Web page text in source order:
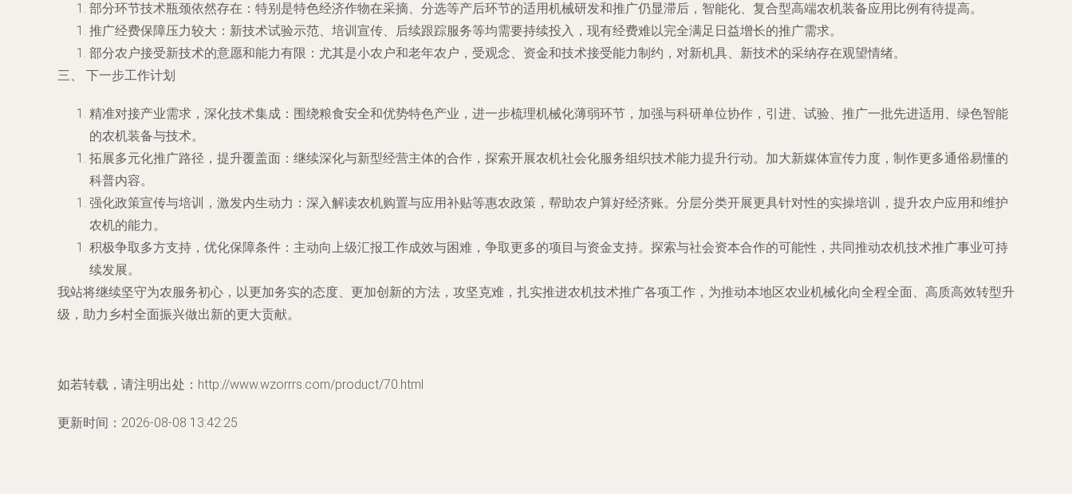
部分环节技术瓶颈依然存在：特别是特色经济作物在采摘、分选等产后环节的适用机械研发和推广仍显滞后，智能化、复合型高端农机装备应用比例有待提高。
推广经费保障压力较大：新技术试验示范、培训宣传、后续跟踪服务等均需要持续投入，现有经费难以完全满足日益增长的推广需求。
部分农户接受新技术的意愿和能力有限：尤其是小农户和老年农户，受观念、资金和技术接受能力制约，对新机具、新技术的采纳存在观望情绪。
三、 下一步工作计划
精准对接产业需求，深化技术集成：围绕粮食安全和优势特色产业，进一步梳理机械化薄弱环节，加强与科研单位协作，引进、试验、推广一批先进适用、绿色智能
的农机装备与技术。
拓展多元化推广路径，提升覆盖面：继续深化与新型经营主体的合作，探索开展农机社会化服务组织技术能力提升行动。加大新媒体宣传力度，制作更多通俗易懂的
科普内容。
强化政策宣传与培训，激发内生动力：深入解读农机购置与应用补贴等惠农政策，帮助农户算好经济账。分层分类开展更具针对性的实操培训，提升农户应用和维护
农机的能力。
积极争取多方支持，优化保障条件：主动向上级汇报工作成效与困难，争取更多的项目与资金支持。探索与社会资本合作的可能性，共同推动农机技术推广事业可持
续发展。
我站将继续坚守为农服务初心，以更加务实的态度、更加创新的方法，攻坚克难，扎实推进农机技术推广各项工作，为推动本地区农业机械化向全程全面、高质高效转型升
级，助力乡村全面振兴做出新的更大贡献。
如若转载，请注明出处：http://www.wzorrrs.com/product/70.html
更新时间：2026-08-08 13:42:25